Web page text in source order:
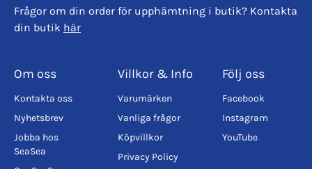
Frågor om din order för upphämtning i butik? Kontakta
din butik här
Om oss
Kontakta oss
Nyhetsbrev
Jobba hos
SeaSea
Villkor & Info
Varumärken
Vanliga frågor
Köpvillkor
Privacy Policy
Följ oss
Facebook
Instagram
YouTube